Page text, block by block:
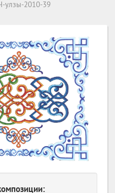
улзы-2010-39